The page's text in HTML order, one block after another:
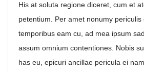
His at soluta regione diceret, cum et
petentium. Per amet nonumy periculis
temporibus eam cu, ad mea ipsum
assum omnium contentiones. Nobis
has eu, epicuri ancillae pericula ei